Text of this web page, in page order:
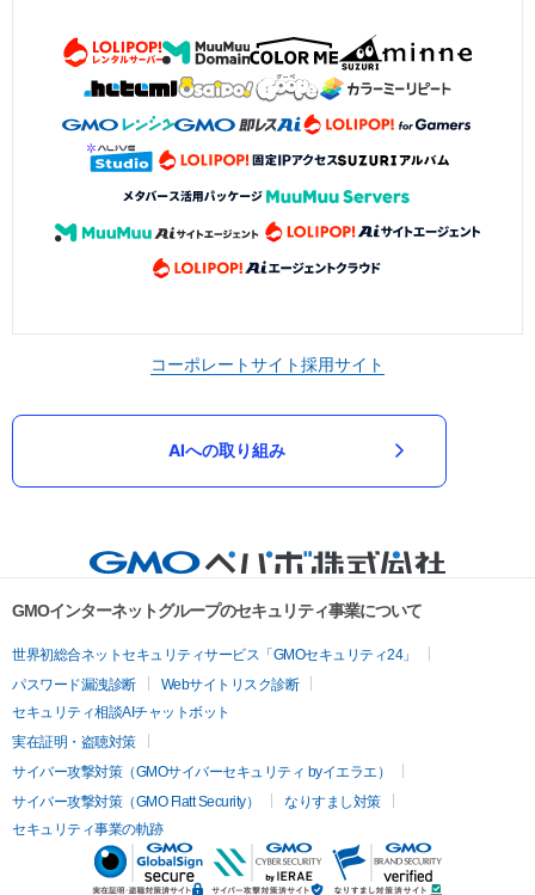
コーポレートサイト採用サイト
AIへの取り組み
GMOインターネットグループのセキュリティ事業について
世界初総合ネットセキュリティサービス「GMOセキュリティ24」
パスワード漏洩診断
Webサイトリスク診断
セキュリティ相談AIチャットボット
実在証明・盗聴対策
サイバー攻撃対策（GMOサイバーセキュリティ byイエラエ）
サイバー攻撃対策（GMO Flatt Security）
なりすまし対策
セキュリティ事業の軌跡